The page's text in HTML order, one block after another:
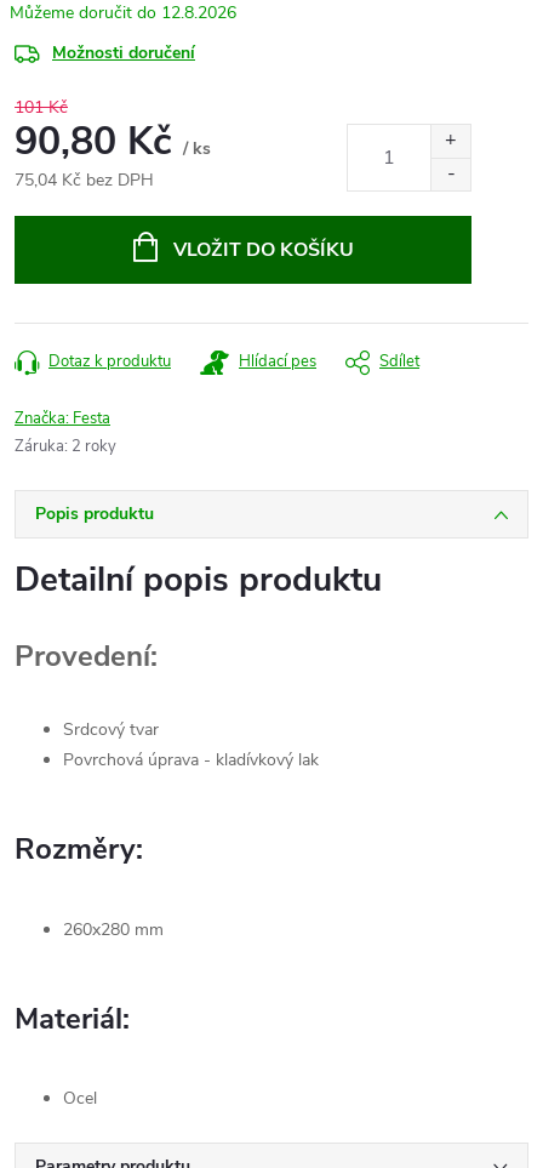
12.8.2026
Možnosti doručení
101 Kč
90,80 Kč / ks
75,04 Kč bez DPH
VLOŽIT DO KOŠÍKU
Dotaz k produktu Hlídací pes Sdílet
Značka: Festa
Záruka: 2 roky
Popis produktu
Detailní popis produktu
Provedení:
Srdcový tvar
Povrchová úprava - kladívkový lak
Rozměry:
260x280 mm
Materiál:
Ocel